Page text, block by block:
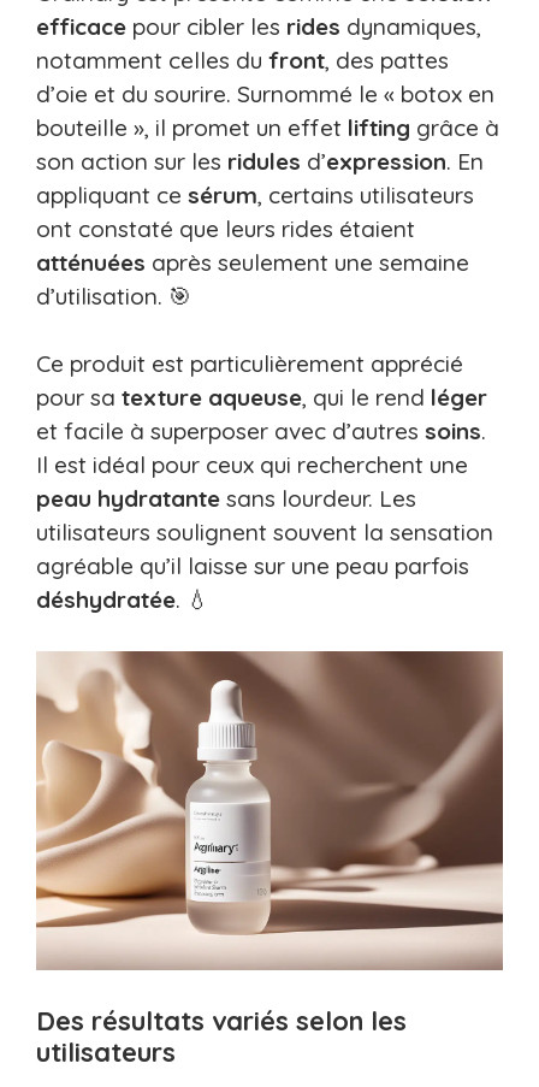
efficace pour cibler les rides dynamiques,
notamment celles du front, des pattes
d’oie et du sourire. Surnommé le « botox en
bouteille », il promet un effet lifting grâce à
son action sur les ridules d’expression. En
appliquant ce sérum, certains utilisateurs
ont constaté que leurs rides étaient
atténuées après seulement une semaine
d’utilisation. 🎯
Ce produit est particulièrement apprécié
pour sa texture aqueuse, qui le rend léger
et facile à superposer avec d’autres soins.
Il est idéal pour ceux qui recherchent une
peau hydratante sans lourdeur. Les
utilisateurs soulignent souvent la sensation
agréable qu’il laisse sur une peau parfois
déshydratée. 💧
Des résultats variés selon les
utilisateurs